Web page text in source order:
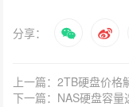
分享：
上一篇：2TB硬盘价
下一篇：NAS硬盘容量